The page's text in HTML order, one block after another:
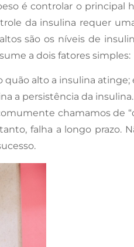
é controlar o principal
da insulina requer
são os níveis de
a dois fatores simples:
alto a insulina atinge;
a persistência da insulina.
chamamos de
falha a longo prazo.